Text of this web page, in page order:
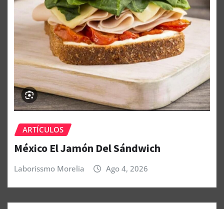
ARTÍCULOS
México El Jamón Del Sándwich
Laborissmo Morelia Ago 4, 2026